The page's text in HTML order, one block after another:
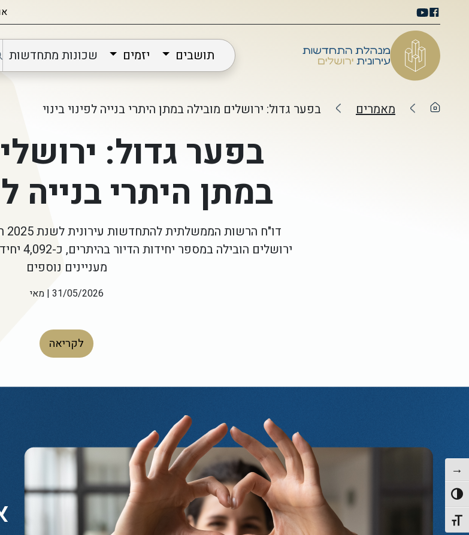
→
הפעל/כבה ניגודיות גבוהה
מתג גודל גופן
תושבים יזמים שכונות מתחדשות
מאמרים בפער גדול: ירושלים מובילה במתן היתרי בנייה לפינוי בינוי
בפער גדול:
במתן היתרי בנייה
ירושלים
מעניינים נוספים
31/05/2026 | מאי
לקריאה